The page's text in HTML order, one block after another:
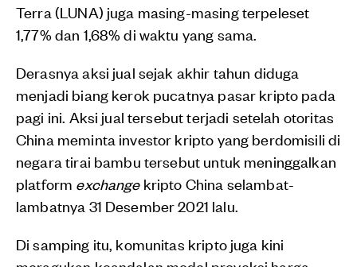
Terra (LUNA) juga masing-masing terpeleset
1,77% dan 1,68% di waktu yang sama.
Derasnya aksi jual sejak akhir tahun diduga
menjadi biang kerok pucatnya pasar kripto pada
pagi ini. Aksi jual tersebut terjadi setelah otoritas
China meminta investor kripto yang berdomisili di
negara tirai bambu tersebut untuk meninggalkan
platform exchangekripto China selambat-
lambatnya 31 Desember 2021 lalu.
Di samping itu, komunitas kripto juga kini